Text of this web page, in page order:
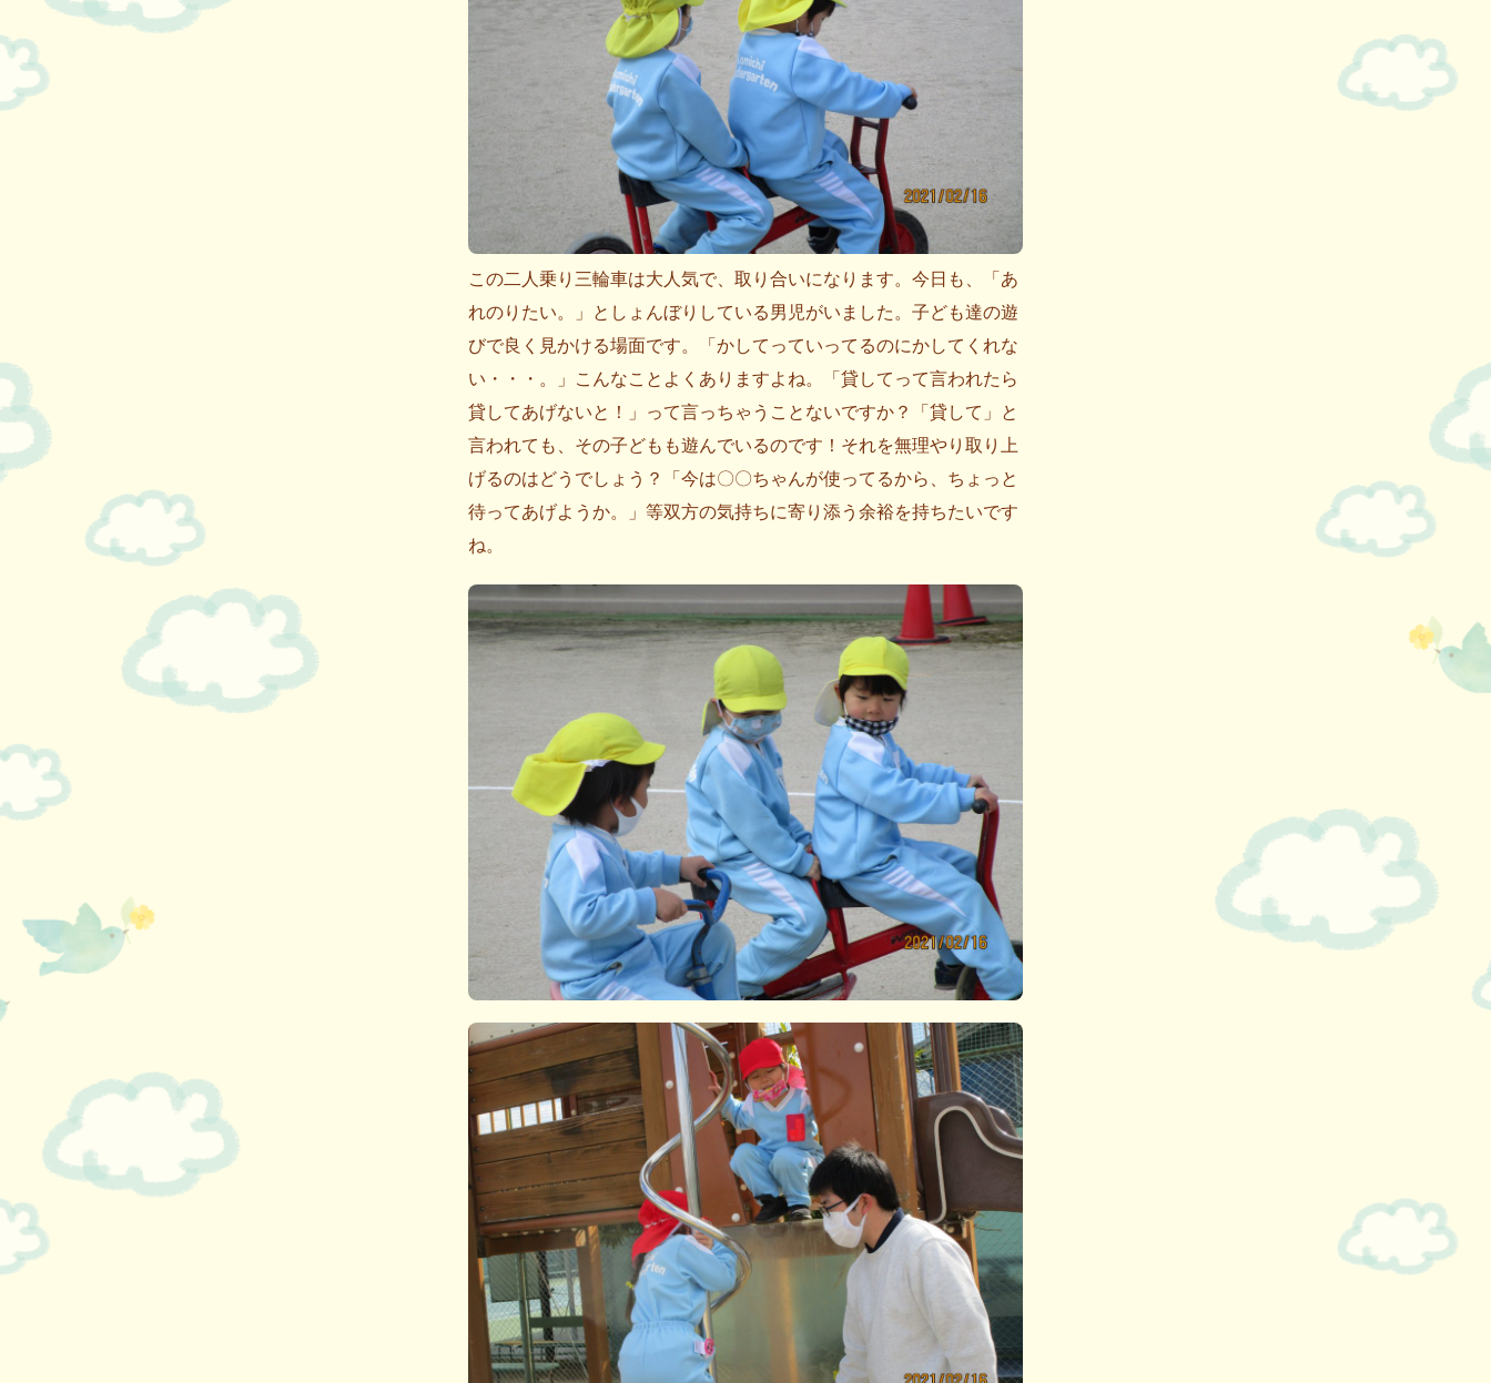
この二人乗り三輪車は大人気で、取り合いになります。今日も、「あ
れのりたい。」としょんぼりしている男児がいました。子ども達の遊
びで良く見かける場面です。「かしてっていってるのにかしてくれな
い・・・。」こんなことよくありますよね。「貸してって言われたら
貸してあげないと！」って言っちゃうことないですか？「貸して」と
言われても、その子どもも遊んでいるのです！それを無理やり取り上
げるのはどうでしょう？「今は〇〇ちゃんが使ってるから、ちょっと
待ってあげようか。」等双方の気持ちに寄り添う余裕を持ちたいです
ね。